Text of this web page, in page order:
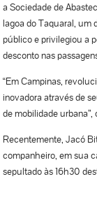
a Sociedade de
lagoa do Taquaral, um
público e privilegiou a
desconto nas
“Em Campinas,
inovadora através de
de mobilidade
Recentemente, Jacó
companheiro, em sua
sepultado às 16h30